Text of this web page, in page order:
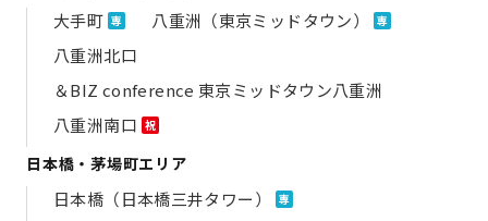
大手町 専 八重洲（東京ミッドタウン） 専
八重洲北口
＆BIZ conference 東京ミッドタウン八重洲
八重洲南口 祝
日本橋・茅場町エリア
日本橋（日本橋三井タワー） 専